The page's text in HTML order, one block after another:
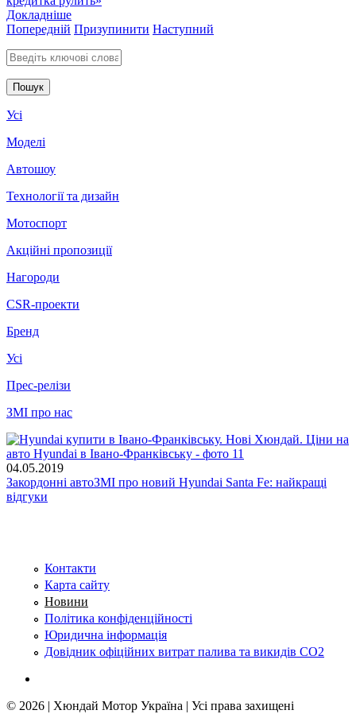
Докладніше
Попередній Призупинити Наступний
Введіть ключові слова для пошуку
Усі
Моделі
Автошоу
Технології та дизайн
Мотоспорт
Акційні пропозиції
Нагороди
CSR-проекти
Бренд
Усі
Прес-релізи
ЗМІ про нас
04.05.2019
Закордонні автоЗМІ про новий Hyundai Santa Fe: найкращі
відгуки
Контакти
Карта сайту
Новини
Політика конфіденційності
Юридична інформація
Довідник офіційних витрат палива та викидів СО2
© 2026 | Хюндай Мотор Україна | Усі права захищені